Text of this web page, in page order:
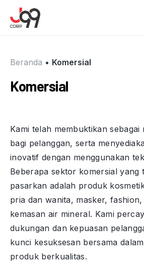
Beranda • Komersial
Komersial
Kami telah membuktikan
bagi pelanggan, serta
inovatif dengan menggunakan
Beberapa sektor komersial yang
pasarkan adalah produk
pria dan wanita, masker,
kemasan air mineral. Kami
dukungan dan kepuasan
kunci kesuksesan bersama
produk berkualitas.